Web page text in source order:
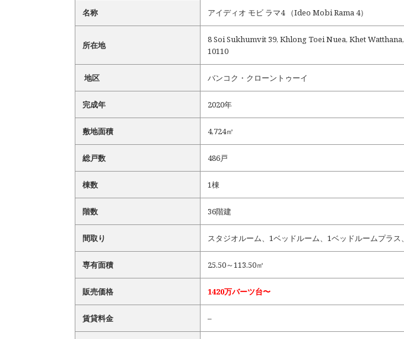
名称 アイディオ モビ ラマ4 （Ideo Mobi Rama 4）
所在地
8 Soi Sukhumvit 39, Khlong Toei Nuea, Khet
10110
地区 バンコク・クローントゥーイ
完成年 2020年
敷地面積 4,724㎡
総戸数 486戸
棟数 1棟
階数 36階建
間取り スタジオルーム、1ベッドルーム、1ベッドルームプラ
専有面積 25.50～113.50㎡
販売価格 1420万バーツ台〜
賃貸料金 –